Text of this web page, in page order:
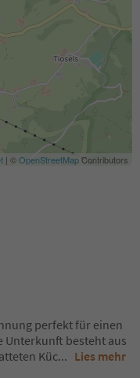
| ©OpenStreetMapContributors
perfekt für einen
Unterkunft besteht aus
Küc... Lies mehr